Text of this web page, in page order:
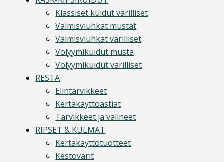
Klassiset kuidut värilliset
Valmisviuhkat mustat
Valmisviuhkat värilliset
Volyymikuidut musta
Volyymikuidut värilliset
RESTA
Elintarvikkeet
Kertakäyttöastiat
Tarvikkeet ja välineet
RIPSET & KULMAT
Kertakäyttötuotteet
Kestovärit